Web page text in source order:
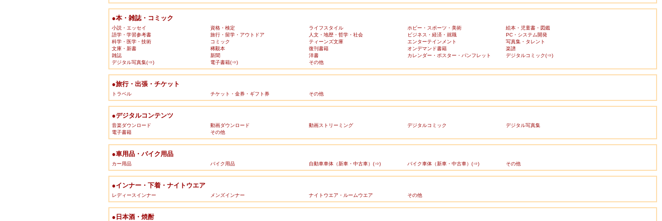
●本・雑誌・コミック
小説・エッセイ 資格・検定 ライフスタイル ホビー・スポーツ・美術
絵本・児童書・図鑑
語学・学習参考書
旅行・留学・アウトドア 人文・地歴・哲学・社会 ビジネス・経済・就職
PC・システム開発
科学・医学・技術
コミック ティーンズ文庫 エンターテインメント
写真集・タレント
文庫・新書
稀覯本 復刊書籍 オンデマンド書籍
楽譜
雑誌
新聞 洋書 カレンダー・ポスター・パンフレット
デジタルコミック(⇒)
デジタル写真集(⇒)
電子書籍(⇒) その他
●旅行・出張・チケット
トラベル チケット・金券・ギフト券 その他
●デジタルコンテンツ
音楽ダウンロード 動画ダウンロード 動画ストリーミング デジタルコミック
デジタル写真集
電子書籍
その他
●車用品・バイク用品
カー用品 バイク用品 自動車車体（新車・中古車）(⇒) バイク車体（新車・中古車）(⇒) その他
●インナー・下着・ナイトウエア
レディースインナー メンズインナー ナイトウエア・ルームウエア その他
●日本酒・焼酎